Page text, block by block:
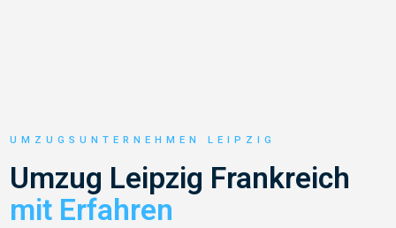
UMZUGSUNTERNEHMEN LEIPZIG
Umzug Leipzig Frankreich
mit Erfahren